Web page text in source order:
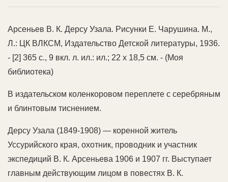
Арсеньев В. К. Дерсу Узала. Рисунки Е. Чарушина. М.,
Л.: ЦК ВЛКСМ, Издательство Детской литературы, 1936.
- [2] 365 с., 9 вкл. л. ил.: ил.; 22 х 18,5 см. - (Моя
библиотека)
В издательском коленкоровом переплете с серебряным
и блинтовым тиснением.
Дерсу Узала (1849-1908) — коренной житель
Уссурийского края, охотник, проводник и участник
экспедиций В. К. Арсеньева 1906 и 1907 гг. Выступает
главным действующим лицом в повестях В. К.